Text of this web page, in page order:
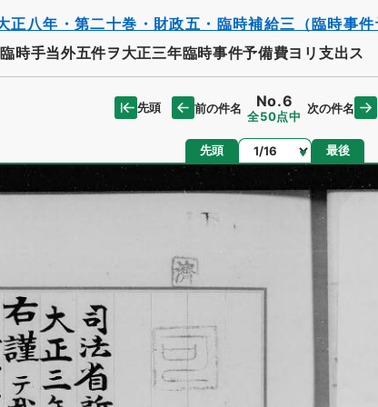
正八年・第二十巻・財政五・臨時補給三（臨時事件
時手当外五件ヲ大正三年臨時事件予備費ヨリ支出ス
先頭 前の件名 No.6
全50点中
次の件名
先頭 ページ 最後